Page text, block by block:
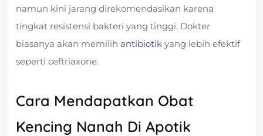
namun kini jarang direkomendasikan karena
tingkat resistensi bakteri yang tinggi. Dokter
biasanya akan memilih antibiotik yang lebih efektif
seperti ceftriaxone.
Cara Mendapatkan Obat
Kencing Nanah Di Apotik